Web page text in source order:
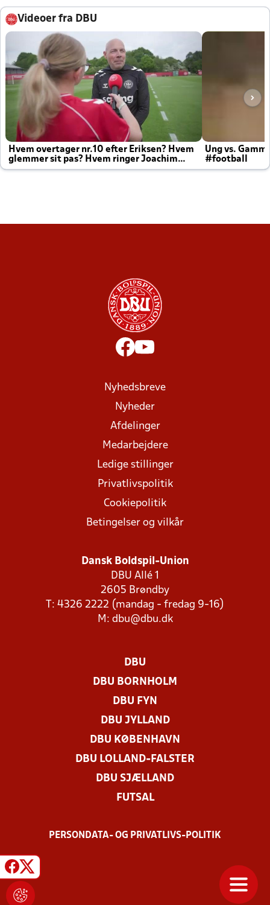
Videoer fra DBU
Hvem overtager nr.10 efter Eriksen? Hvem
glemmer sit pas? Hvem ringer Joachim
altid til efter kampe?
Ung vs.
#football
Nyhedsbreve
Nyheder
Afdelinger
Medarbejdere
Ledige stillinger
Privatlivspolitik
Cookiepolitik
Betingelser og vilkår
Dansk Boldspil-Union
DBU Allé 1
2605 Brøndby
T: 4326 2222 (mandag - fredag 9-16)
M: dbu@dbu.dk
DBU
DBU BORNHOLM
DBU FYN
DBU JYLLAND
DBU KØBENHAVN
DBU LOLLAND-FALSTER
DBU SJÆLLAND
FUTSAL
PERSONDATA- OG PRIVATLIVS-POLITIK